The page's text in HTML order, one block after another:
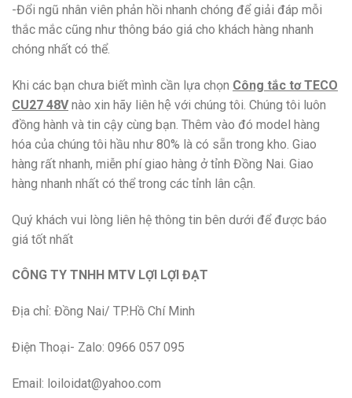
-Đổi ngũ nhân viên phản hồi nhanh chóng để giải đáp mỗi
thắc mắc cũng như thông báo giá cho khách hàng nhanh
chóng nhất có thể.
Khi các bạn chưa biết mình cần lựa chọn Công tắc tơ TECO
CU27 48Vnào xin hãy liên hệ với chúng tôi. Chúng tôi luôn
đồng hành và tin cậy cùng bạn. Thêm vào đó model hàng
hóa của chúng tôi hầu như 80% là có sẵn trong kho. Giao
hàng rất nhanh, miễn phí giao hàng ở tỉnh Đồng Nai. Giao
hàng nhanh nhất có thể trong các tỉnh lân cận.
Quý khách vui lòng liên hệ thông tin bên dưới để được báo
giá tốt nhất
CÔNG TY TNHH MTV LỢI LỢI ĐẠT
Địa chỉ: Đồng Nai/ TP.Hồ Chí Minh
Điện Thoại- Zalo: 0966 057 095
Email: loiloidat@yahoo.com